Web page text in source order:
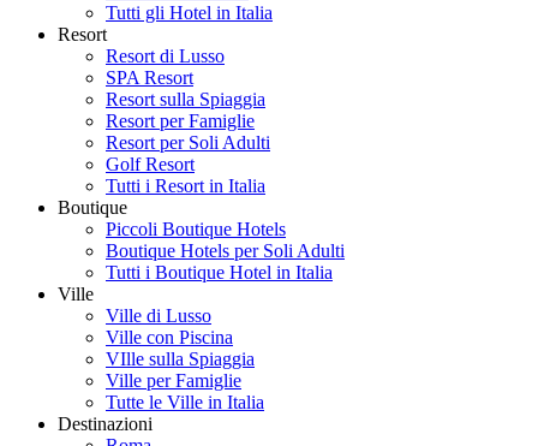
Tutti gli Hotel in Italia
Resort
Resort di Lusso
SPA Resort
Resort sulla Spiaggia
Resort per Famiglie
Resort per Soli Adulti
Golf Resort
Tutti i Resort in Italia
Boutique
Piccoli Boutique Hotels
Boutique Hotels per Soli Adulti
Tutti i Boutique Hotel in Italia
Ville
Ville di Lusso
Ville con Piscina
VIlle sulla Spiaggia
Ville per Famiglie
Tutte le Ville in Italia
Destinazioni